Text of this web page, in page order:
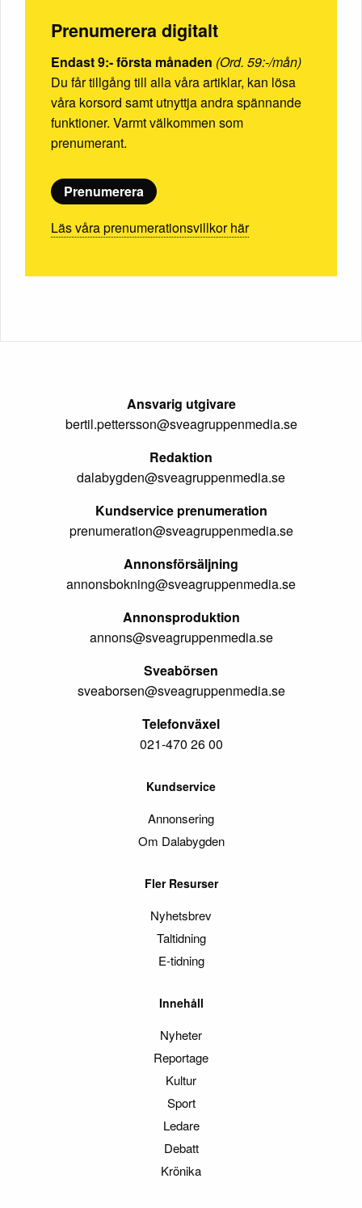
Prenumerera digitalt
Endast 9:- första månaden (Ord. 59:-/mån)
Du får tillgång till alla våra artiklar, kan lösa
våra korsord samt utnyttja andra spännande
funktioner. Varmt välkommen som
prenumerant.
Prenumerera
Läs våra prenumerationsvillkor här
Ansvarig utgivare
bertil.pettersson@sveagruppenmedia.se
Redaktion
dalabygden@sveagruppenmedia.se
Kundservice prenumeration
prenumeration@sveagruppenmedia.se
Annonsförsäljning
annonsbokning@sveagruppenmedia.se
Annonsproduktion
annons@sveagruppenmedia.se
Sveabörsen
sveaborsen@sveagruppenmedia.se
Telefonväxel
021-470 26 00
Kundservice
Annonsering
Om Dalabygden
Fler Resurser
Nyhetsbrev
Taltidning
E-tidning
Innehåll
Nyheter
Reportage
Kultur
Sport
Ledare
Debatt
Krönika